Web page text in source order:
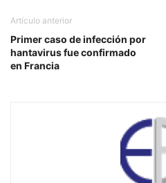
Artículo anterior
Primer caso de infección por
hantavirus fue confirmado
en Francia